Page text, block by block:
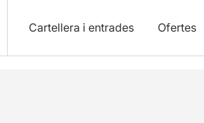
Cartellera i entrades Ofertes